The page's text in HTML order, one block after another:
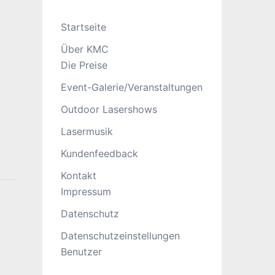
Startseite
Über KMC
Die Preise
Event-Galerie/Veranstaltungen
Outdoor Lasershows
Lasermusik
Kundenfeedback
Kontakt
Impressum
Datenschutz
Datenschutzeinstellungen
Benutzer